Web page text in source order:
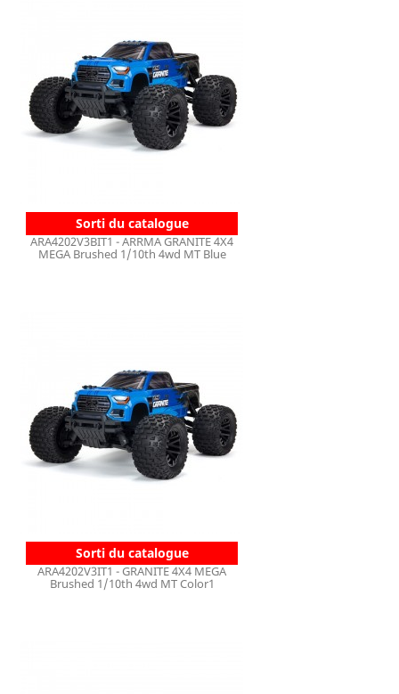
Sorti du catalogue
ARA4202V3BIT1 - ARRMA GRANITE 4X4
MEGA Brushed 1/10th 4wd MT Blue
Sorti du catalogue
ARA4202V3IT1 - GRANITE 4X4 MEGA
Brushed 1/10th 4wd MT Color1